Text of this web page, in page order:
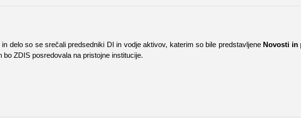
delo so se srečali predsedniki DI in vodje aktivov, katerim so bile predstavljene Novosti in
ZDIS posredovala na pristojne institucije.